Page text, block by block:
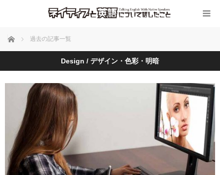
ホーム 過去の記事一覧
Design / デザイン・色彩・明暗